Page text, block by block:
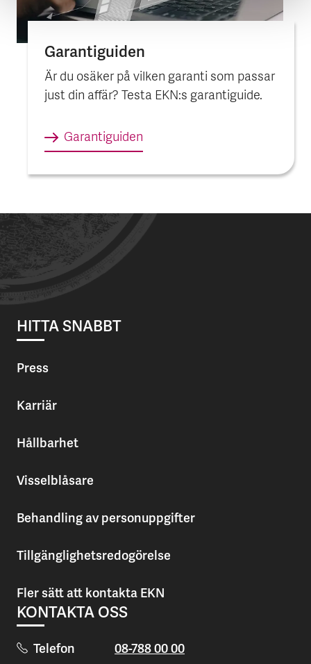
Garantiguiden
Är du osäker på vilken garanti som passar
just din affär? Testa EKN:s garantiguide.
Garantiguiden
HITTA SNABBT
Press
Karriär
Hållbarhet
Visselblåsare
Behandling av personuppgifter
Tillgänglighetsredogörelse
Fler sätt att kontakta EKN
KONTAKTA OSS
Telefon 08-788 00 00